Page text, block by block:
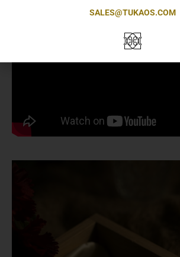
SALES@TUKAOS.COM